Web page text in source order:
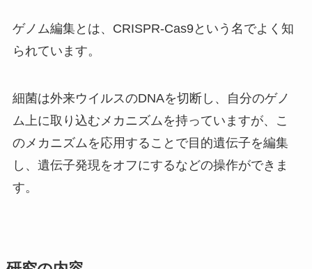
ゲノム編集とは、CRISPR-Cas9という名でよく知
られています。
細菌は外来ウイルスのDNAを切断し、自分のゲノ
ム上に取り込むメカニズムを持っていますが、こ
のメカニズムを応用することで目的遺伝子を編集
し、遺伝子発現をオフにするなどの操作ができま
す。